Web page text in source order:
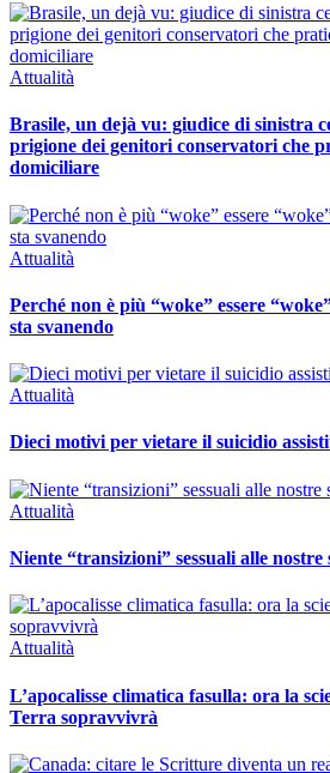
Attualità
Brasile, un dejà vu: giudice di sinistra
prigione dei genitori conservatori che
domiciliare
Attualità
Perché non è più “woke” essere
sta svanendo
Attualità
Dieci motivi per vietare il suicidio
Attualità
Niente “transizioni” sessuali alle nostre
Attualità
L’apocalisse climatica fasulla: ora la
Terra sopravvivrà